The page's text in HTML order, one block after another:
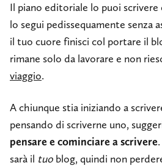
Il piano editoriale lo puoi
lo segui pedissequamente senza
il tuo cuore finisci col portare il
rimane solo da lavorare e non
viaggio.
A chiunque stia iniziando a
pensando di scriverne uno,
pensare e cominciare a scrivere
sarà il tuo blog, quindi non